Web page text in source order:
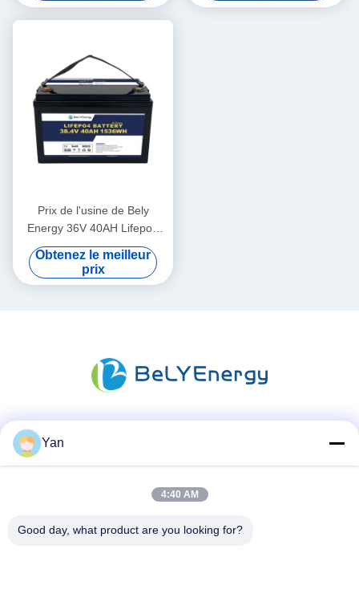
Prix de l'usine de Bely
Energy 36V 40AH Lifepo4
200ah Pour EV Marine
Obtenez le meilleur
prix
Yan
4:40 AM
Good day, what product are you looking for?